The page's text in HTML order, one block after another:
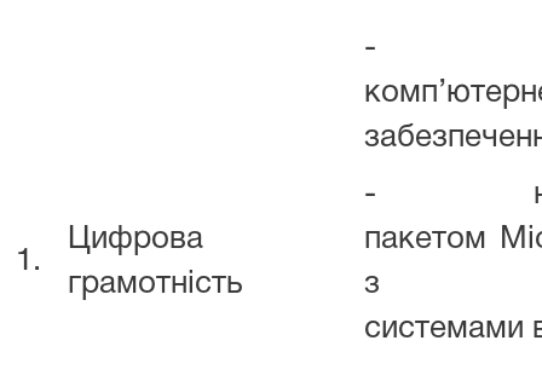
1.
Цифрова
грамотність
-
-
пакетом
з
системами